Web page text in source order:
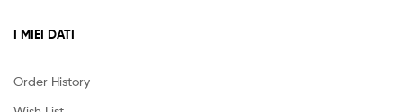
I MIEI DATI
Order History